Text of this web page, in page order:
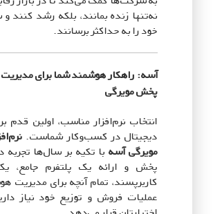
نه‌تنها زنده بمانند، بلکه رشد کنند و
خود را به حداکثر برسانند.
آسه: راهکار هوشمند شما برای مدیریت
پخش مویرگی
انتخاب نرم‌افزار مناسب، اولین قدم
دیجیتال در کسب‌وکار شماست.
مویرگی آسهبا تکیه بر سال‌ها تجربه
پخش و ارائه یک پلتفرم جامع،
کاربرپسند، تمام آنچه برای مدیریت
عملیات فروش و توزیع خود نیاز